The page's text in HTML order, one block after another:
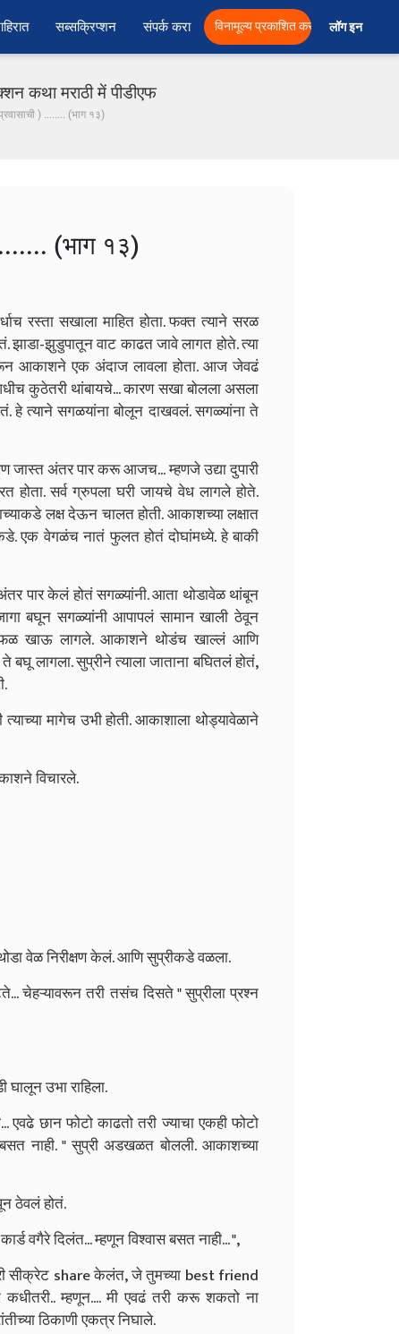
सब्सक्रिप्शन संपर्क करा विनामूल्य प्रकाशित करा लॉग इन
कथा मराठी में पीडीएफ
) ........ (भाग १३)
(भाग १३)
रस्ता सखाला माहित होता. फक्त त्याने सरळ
झाडा-झुडुपातून वाट काढत जावे लागत होते. त्या
आकाशने एक अंदाज लावला होता. आज जेवढं
कुठेतरी थांबायचे... कारण सखा बोलला असला
हे त्याने सगळयांना बोलून दाखवलं. सगळ्यांना ते
जास्त अंतर पार करू आजच... म्हणजे उद्या दुपारी
होता. सर्व ग्रुपला घरी जायचे वेध लागले होते.
लक्ष देऊन चालत होती. आकाशच्या लक्षात
एक वेगळंच नातं फुलत होतं दोघांमध्ये. हे बाकी
पार केलं होतं सगळ्यांनी. आता थोडावेळ थांबून
बघून सगळ्यांनी आपापलं सामान खाली ठेवून
फळ खाऊ लागले. आकाशने थोडंच खाल्लं आणि
बघू लागला. सुप्रीने त्याला जाताना बघितलं होतं,
मागेच उभी होती. आकाशाला थोड्यावेळाने
विचारले.
वेळ निरीक्षण केलं. आणि सुप्रीकडे वळला.
चेहऱ्यावरून तरी तसंच दिसते " सुप्रीला प्रश्न
घालून उभा राहिला.
एवढे छान फोटो काढतो तरी ज्याचा एकही फोटो
नाही. " सुप्री अडखळत बोलली. आकाशच्या
ठेवलं होतं.
वगैरे दिलंत... म्हणून विश्वास बसत नाही... ",
सीक्रेट share केलंत, जे तुमच्या best friend
कधीतरी.. म्हणून.... मी एवढं तरी करू शकतो ना
ठिकाणी एकत्र निघाले.